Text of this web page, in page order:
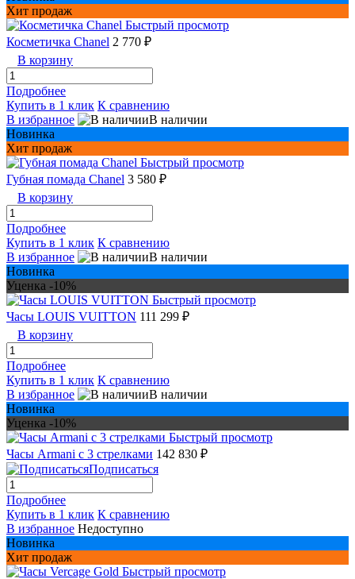
Хит продаж
Быстрый просмотр
Косметичка Chanel 2 770 ₽
В корзину
Подробнее
Купить в 1 клик К сравнению
В избранное
В наличии
Новинка
Хит продаж
Быстрый просмотр
Губная помада Chanel 3 580 ₽
В корзину
Подробнее
Купить в 1 клик К сравнению
В избранное
В наличии
Новинка
Уценка -10%
Быстрый просмотр
Часы LOUIS VUITTON 111 299 ₽
В корзину
Подробнее
Купить в 1 клик К сравнению
В избранное
В наличии
Новинка
Уценка -10%
Быстрый просмотр
Часы Armani с 3 стрелками 142 830 ₽
Подписаться
Подробнее
Купить в 1 клик К сравнению
В избранное Недоступно
Новинка
Хит продаж
Быстрый просмотр